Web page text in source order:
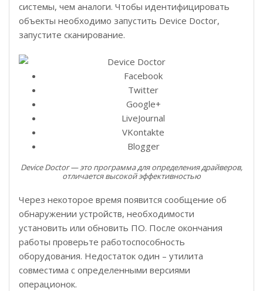
системы, чем аналоги. Чтобы идентифицировать
объекты необходимо запустить Device Doctor,
запустите сканирование.
Facebook
Twitter
Google+
LiveJournal
VKontakte
Blogger
Device Doctor — это программа для определения драйверов,
отличается высокой эффективностью
Через некоторое время появится сообщение об
обнаружении устройств, необходимости
установить или обновить ПО. После окончания
работы проверьте работоспособность
оборудования. Недостаток один – утилита
совместима с определенными версиями
операционок.